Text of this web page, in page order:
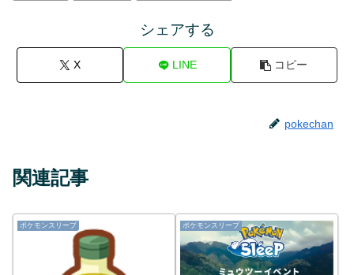
シェアする
X LINE コピー
pokechan
関連記事
ポケモンスリープ ポケモンスリープ